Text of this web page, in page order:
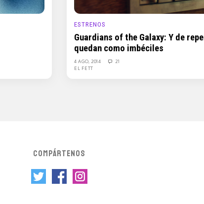
ESTRENOS
Guardians of the Galaxy: Y de
quedan como imbéciles
4 AGO, 2014
21
EL FETT
COMPÁRTENOS